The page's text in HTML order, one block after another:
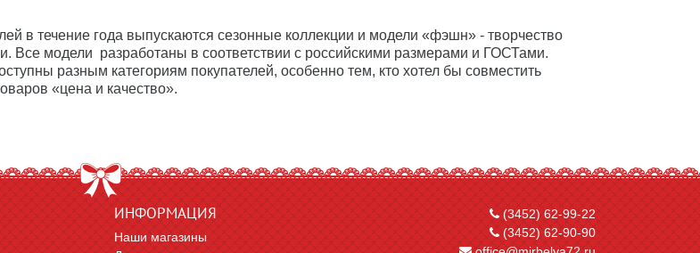
в течение года выпускаются сезонные коллекции и модели «фэшн» - творчество
Все модели разработаны в соответствии с российскими размерами и ГОСТами.
разным категориям покупателей, особенно тем, кто хотел бы совместить
«цена и качество».
ИНФОРМАЦИЯ
Наши магазины
(3452) 62-99-22
(3452) 62-90-90